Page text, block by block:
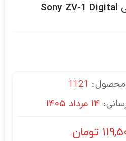
دوربین عکاسی سونی Sony ZV-1 Digital
محصول: 1121
14 مرداد 1405
تومان